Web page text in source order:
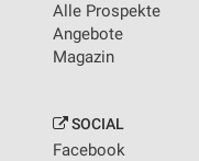
Alle Prospekte
Angebote
Magazin
SOCIAL
Facebook